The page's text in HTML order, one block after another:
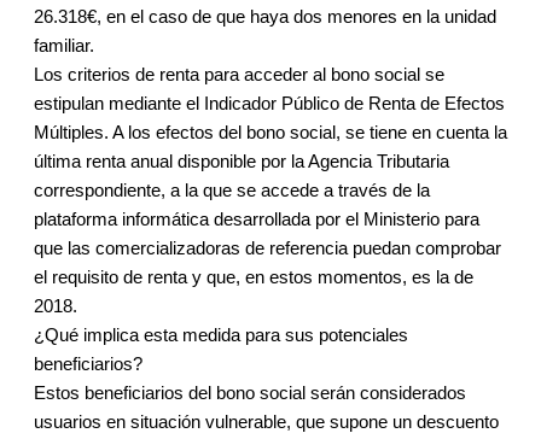
26.318€, en el caso de que haya dos menores en la unidad
familiar.
Los criterios de renta para acceder al bono social se
estipulan mediante el Indicador Público de Renta de Efectos
Múltiples. A los efectos del bono social, se tiene en cuenta la
última renta anual disponible por la Agencia Tributaria
correspondiente, a la que se accede a través de la
plataforma informática desarrollada por el Ministerio para
que las comercializadoras de referencia puedan comprobar
el requisito de renta y que, en estos momentos, es la de
2018.
¿Qué implica esta medida para sus potenciales
beneficiarios?
Estos beneficiarios del bono social serán considerados
usuarios en situación vulnerable, que supone un descuento